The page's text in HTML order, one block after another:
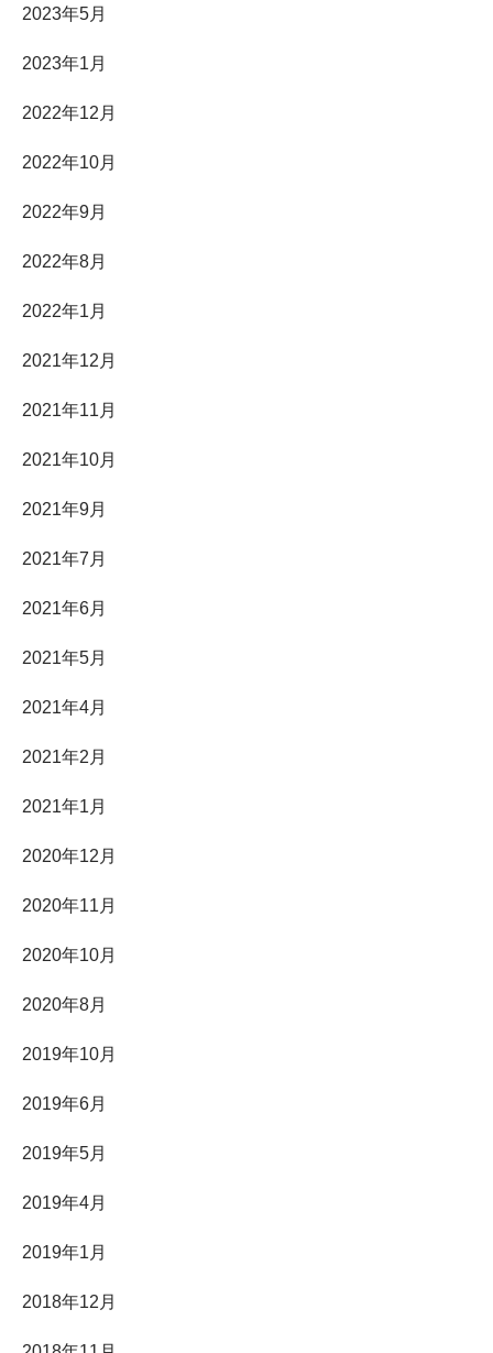
2023年5月
2023年1月
2022年12月
2022年10月
2022年9月
2022年8月
2022年1月
2021年12月
2021年11月
2021年10月
2021年9月
2021年7月
2021年6月
2021年5月
2021年4月
2021年2月
2021年1月
2020年12月
2020年11月
2020年10月
2020年8月
2019年10月
2019年6月
2019年5月
2019年4月
2019年1月
2018年12月